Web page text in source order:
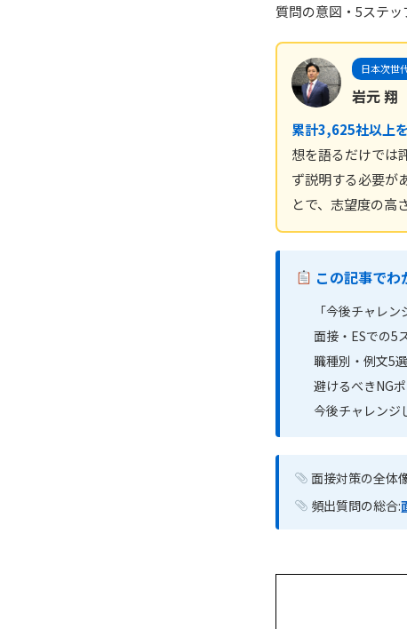
質問の意図・5ステッ
日本次世
岩元 翔
累計3,625社以上
想を語るだけでは
ず説明する必要が
とで、志望度の高
この記事でわ
「今後チャレ
面接・ESでの5
職種別・例文5
避けるべきNG
今後チャレンジ
面接対策の全体
頻出質問の総合: